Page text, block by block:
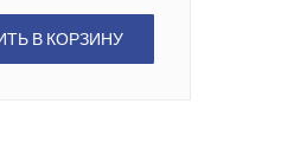
В КОРЗИНУ